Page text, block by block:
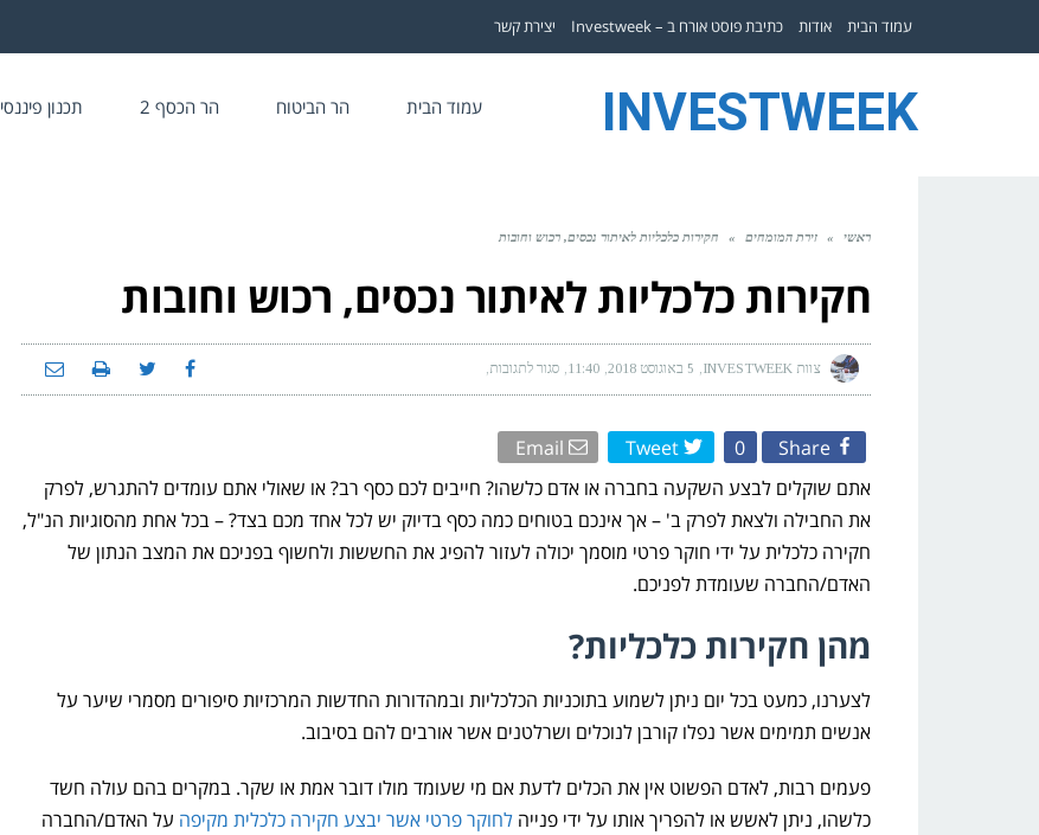
עמוד הבית אודות כתיבת פוסט אורח ב – Investweek
יצירת קשר
INVESTWEEK עמוד הבית הר הביטוח הר הכסף 2 תכנון פיננסי
ראשי » זירת המומחים » חקירות כלכליות לאיתור נכסים, רכוש וחובות
חקירות כלכליות לאיתור נכסים, רכוש וחובות
צוות INVESTWEEK 5 באוגוסט 2018 11:40 סגור לתגובותעל
כלכליות
Share
0
Tweet
Email
אתם שוקלים לבצע השקעה בחברה או אדם כלשהו? חייבים לכם כסף רב? או שאולי אתם עומדים להתגרש, לפרק
את החבילה ולצאת לפרק ב' – אך אינכם בטוחים כמה כסף בדיוק יש לכל אחד מכם בצד? – בכל אחת מהסוגיות הנ"ל,
חקירה כלכלית על ידי חוקר פרטי מוסמך יכולה לעזור להפיג את החששות ולחשוף בפניכם את המצב הנתון של
האדם/החברה שעומדת לפניכם.
מהן חקירות כלכליות?
לצערנו, כמעט בכל יום ניתן לשמוע בתוכניות הכלכליות ובמהדורות החדשות המרכזיות סיפורים מסמרי שיער על
אנשים תמימים אשר נפלו קורבן לנוכלים ושרלטנים אשר אורבים להם בסיבוב.
פעמים רבות, לאדם הפשוט אין את הכלים לדעת אם מי שעומד מולו דובר אמת או שקר. במקרים בהם עולה חשד
כלשהו, ניתן לאשש או להפריך אותו על ידי פנייה לחוקר פרטי אשר יבצע חקירה כלכלית מקיפה על האדם/החברה